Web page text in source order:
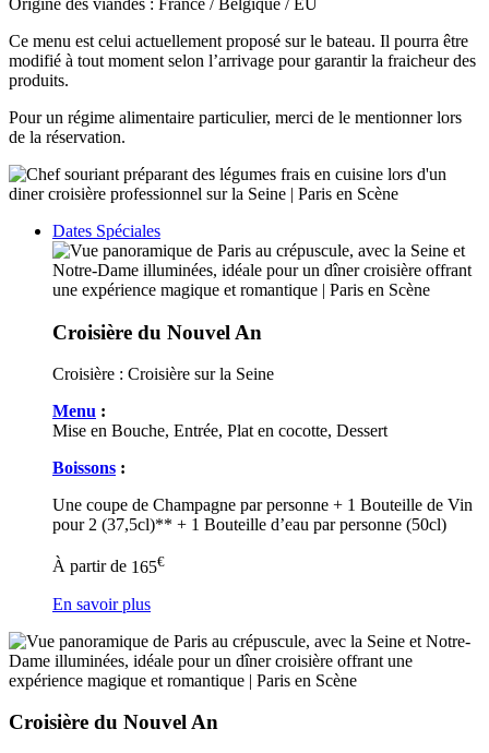
Origine des viandes : France / Belgique / EU
Ce menu est celui actuellement proposé sur le bateau. Il pourra être
modifié à tout moment selon l’arrivage pour garantir la fraicheur des
produits.
Pour un régime alimentaire particulier, merci de le mentionner lors
de la réservation.
Dates Spéciales
Croisière du Nouvel An
Croisière : Croisière sur la Seine
Menu :
Mise en Bouche, Entrée, Plat en cocotte, Dessert
Boissons :
Une coupe de Champagne par personne + 1 Bouteille de Vin
pour 2 (37,5cl)** + 1 Bouteille d’eau par personne (50cl)
À partir de 165€
En savoir plus
Croisière du Nouvel An